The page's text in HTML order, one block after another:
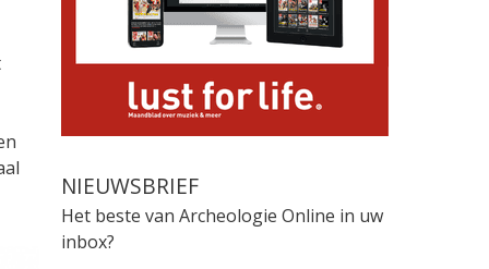
NIEUWSBRIEF
Het beste van Archeologie Online in uw
inbox?